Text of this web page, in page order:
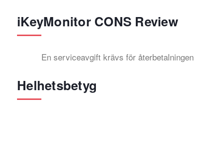
iKeyMonitor CONS Review
En serviceavgift krävs för återbetalningen
Helhetsbetyg